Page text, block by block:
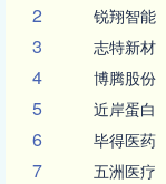
2 锐翔智能
3 志特新材
4 博腾股份
5 近岸蛋白
6 毕得医药
7 五洲医疗